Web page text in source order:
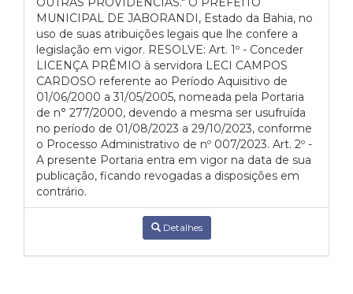
MUNICIPAL DE JABORANDI, Estado da Bahia, no
uso de suas atribuições legais que lhe confere a
legislação em vigor. RESOLVE: Art. 1º - Conceder
LICENÇA PRÊMIO à servidora LECI CAMPOS
CARDOSO referente ao Período Aquisitivo de
01/06/2000 a 31/05/2005, nomeada pela Portaria
de n° 277/2000, devendo a mesma ser usufruída
no período de 01/08/2023 a 29/10/2023, conforme
o Processo Administrativo de nº 007/2023. Art. 2º -
A presente Portaria entra em vigor na data de sua
publicação, ficando revogadas a disposições em
contrário.
Detalhes